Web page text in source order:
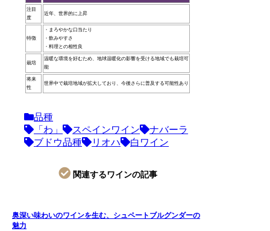
注目
度
近年、世界的に上昇
特徴
・まろやかな口当たり
・飲みやすさ
・料理との相性良
栽培
温暖な環境を好むため、地球温暖化の影響を受ける地域でも栽培可
能
将来
性
世界中で栽培地域が拡大しており、今後さらに普及する可能性あり
品種
「わ」
スペインワイン
ナバーラ
ブドウ品種
リオハ 白ワイン
関連するワインの記事
奥深い味わいのワインを生む、シュペートブルグンダーの
魅力